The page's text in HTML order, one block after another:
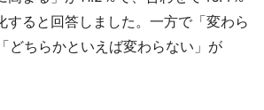
すると回答しました。一方で「変わら
どちらかといえば変わらない」が